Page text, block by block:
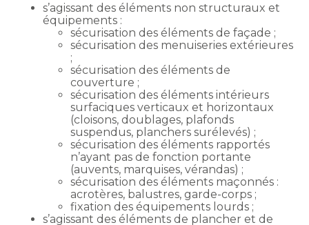
s’agissant des éléments non structuraux et
équipements :
sécurisation des éléments de façade ;
sécurisation des menuiseries extérieures
;
sécurisation des éléments de
couverture ;
sécurisation des éléments intérieurs
surfaciques verticaux et horizontaux
(cloisons, doublages, plafonds
suspendus, planchers surélevés) ;
sécurisation des éléments rapportés
n’ayant pas de fonction portante
(auvents, marquises, vérandas) ;
sécurisation des éléments maçonnés :
acrotères, balustres, garde-corps ;
fixation des équipements lourds ;
s’agissant des éléments de plancher et de